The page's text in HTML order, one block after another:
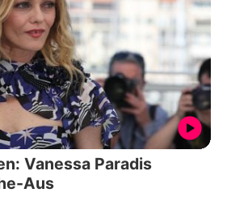
Vanessa Paradis
Aus